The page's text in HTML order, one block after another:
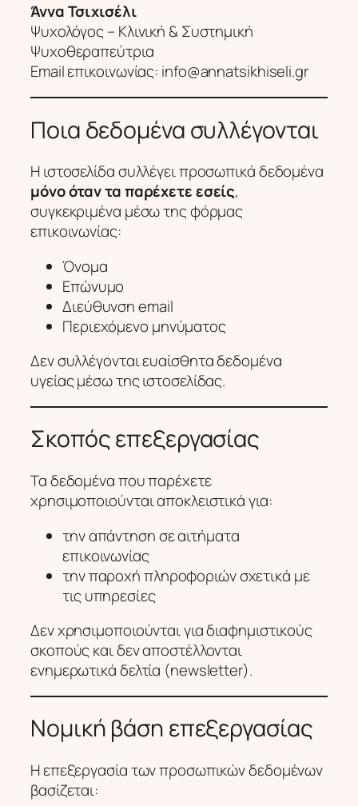
Άννα Τσιχισέλι
Ψυχολόγος – Κλινική & Συστημική
Ψυχοθεραπεύτρια
Email επικοινωνίας: info@annatsikhiseli.gr
Ποια δεδομένα συλλέγονται
Η ιστοσελίδα συλλέγει προσωπικά δεδομένα
μόνο όταν τα παρέχετε εσείς,
συγκεκριμένα μέσω της φόρμας
επικοινωνίας:
Όνομα
Επώνυμο
Διεύθυνση email
Περιεχόμενο μηνύματος
Δεν συλλέγονται ευαίσθητα δεδομένα
υγείας μέσω της ιστοσελίδας.
Σκοπός επεξεργασίας
Τα δεδομένα που παρέχετε
χρησιμοποιούνται αποκλειστικά για:
την απάντηση σε αιτήματα
επικοινωνίας
την παροχή πληροφοριών σχετικά με
τις υπηρεσίες
Δεν χρησιμοποιούνται για διαφημιστικούς
σκοπούς και δεν αποστέλλονται
ενημερωτικά δελτία (newsletter).
Νομική βάση επεξεργασίας
Η επεξεργασία των προσωπικών δεδομένων
βασίζεται: